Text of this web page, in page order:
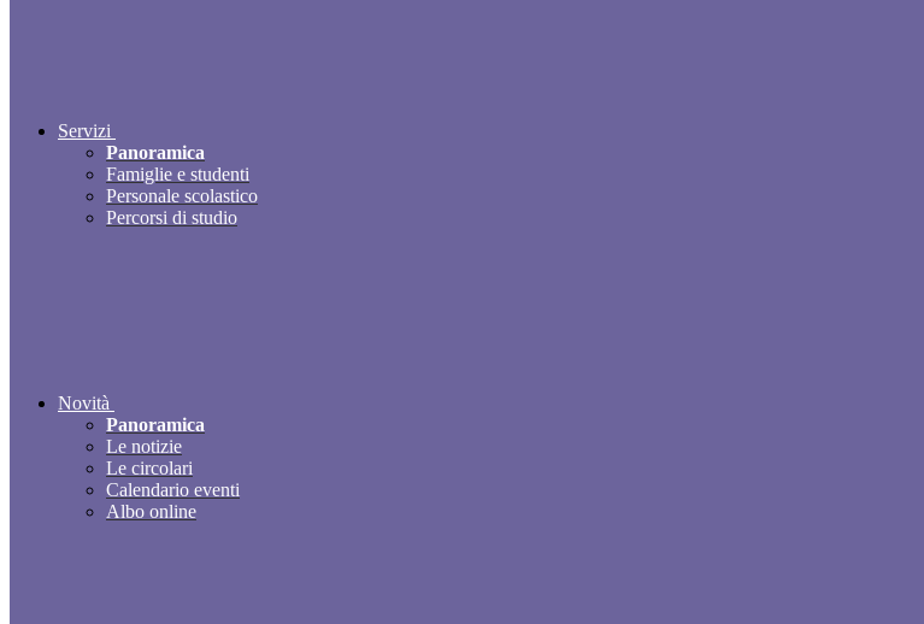
Servizi
Panoramica
Famiglie e studenti
Personale scolastico
Percorsi di studio
Novità
Panoramica
Le notizie
Le circolari
Calendario eventi
Albo online